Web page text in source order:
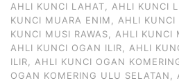
AHLI KUNCI LAHAT, AHLI KUNCI
KUNCI MUARA ENIM, AHLI KUNCI
KUNCI MUSI RAWAS, AHLI KUNCI
AHLI KUNCI OGAN ILIR, AHLI
ILIR, AHLI KUNCI OGAN
OGAN KOMERING ULU SELATAN,